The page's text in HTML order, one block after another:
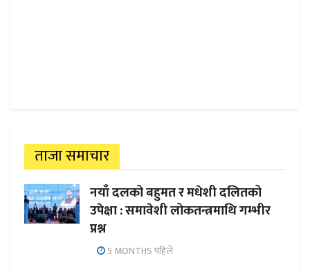
ताजा समाचार
नयाँ दलको बहुमत र मधेशी दलितको
उपेक्षा : समावेशी लोकतन्त्रमाथि गम्भीर
प्रश्न
5 MONTHS पहिले